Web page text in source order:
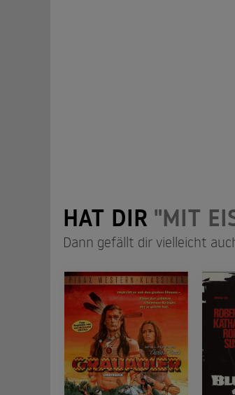
HAT DIR "MIT
Dann gefällt dir vielleicht